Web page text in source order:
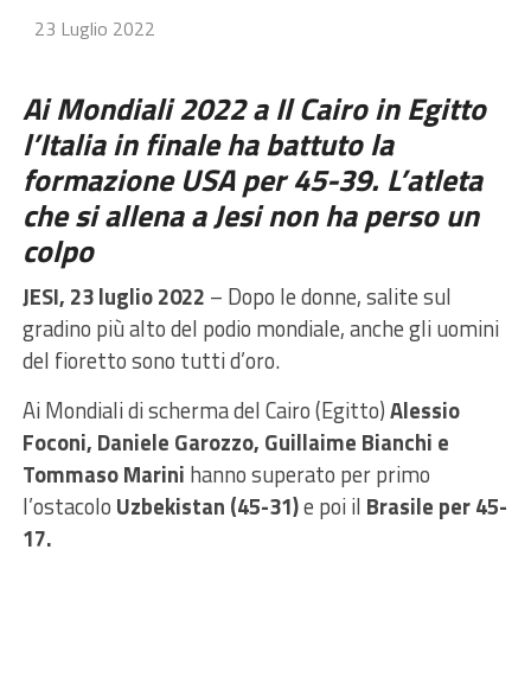
23 Luglio 2022
Ai Mondiali 2022 a Il Cairo in Egitto
l’Italia in finale ha battuto la
formazione USA per 45-39. L’atleta
che si allena a Jesi non ha perso un
colpo
JESI, 23 luglio 2022 – Dopo le donne, salite sul
gradino più alto del podio mondiale, anche gli uomini
del fioretto sono tutti d’oro.
Ai Mondiali di scherma del Cairo (Egitto)Alessio
Foconi, Daniele Garozzo, Guillaime Bianchi e
Tommaso Marini hanno superato per primo
l’ostacolo Uzbekistan (45-31)e poi il Brasile per 45-
17.